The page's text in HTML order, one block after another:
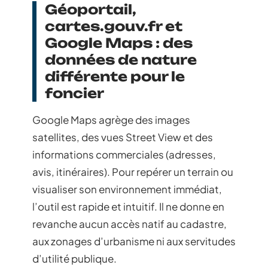
Géoportail,
cartes.gouv.fr et
Google Maps : des
données de nature
différente pour le
foncier
Google Maps agrège des images
satellites, des vues Street View et des
informations commerciales (adresses,
avis, itinéraires). Pour repérer un terrain ou
visualiser son environnement immédiat,
l’outil est rapide et intuitif. Il ne donne en
revanche aucun accès natif au cadastre,
aux zonages d’urbanisme ni aux servitudes
d’utilité publique.